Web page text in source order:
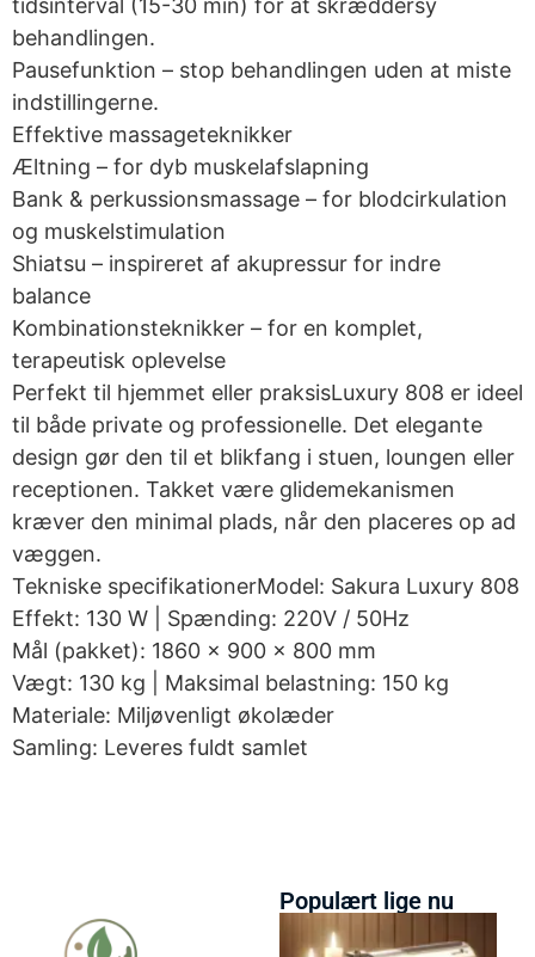
tidsinterval (15-30 min) for at skræddersy
behandlingen.
Pausefunktion – stop behandlingen uden at miste
indstillingerne.
Effektive massageteknikker
Æltning – for dyb muskelafslapning
Bank & perkussionsmassage – for blodcirkulation
og muskelstimulation
Shiatsu – inspireret af akupressur for indre
balance
Kombinationsteknikker – for en komplet,
terapeutisk oplevelse
Perfekt til hjemmet eller praksisLuxury 808 er ideel
til både private og professionelle. Det elegante
design gør den til et blikfang i stuen, loungen eller
receptionen. Takket være glidemekanismen
kræver den minimal plads, når den placeres op ad
væggen.
Tekniske specifikationerModel: Sakura Luxury 808
Effekt: 130 W | Spænding: 220V / 50Hz
Mål (pakket): 1860 × 900 × 800 mm
Vægt: 130 kg | Maksimal belastning: 150 kg
Materiale: Miljøvenligt økolæder
Samling: Leveres fuldt samlet
Populært lige nu